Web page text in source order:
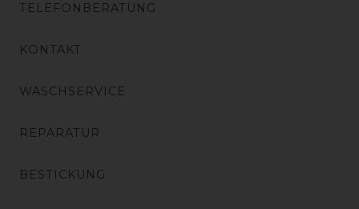
TELEFONBERATUNG
KONTAKT
WASCHSERVICE
REPARATUR
BESTICKUNG